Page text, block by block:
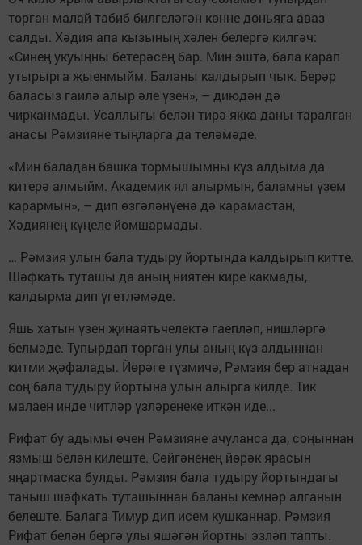
торган малай табиб билгеләгән көнне дөньяга аваз
салды. Хәдия апа кызының хәлен белергә килгәч:
«Синең укуыңны бетерәсең бар. Мин эштә, бала карап
утырырга җыенмыйм. Баланы калдырып чык. Берәр
баласыз гаилә алыр әле үзен», – диюдән дә
чирканмады. Усаллыгы белән тирә-якка даны таралган
анасы Рәмзияне тыңларга да теләмәде.
«Мин баладан башка тормышымны күз алдыма да
китерә алмыйм. Академик ял алырмын, баламны үзем
карармын», – дип өзгәләнүенә дә карамастан,
Хәдиянең күңеле йомшармады.
… Рәмзия улын бала тудыру йортында калдырып китте.
Шәфкать туташы да аның ниятен кире какмады,
калдырма дип үгетләмәде.
Яшь хатын үзен җинаятьчелектә гаепләп, нишләргә
белмәде. Тупырдап торган улы аның күз алдыннан
китми җәфалады. Йөрәге түзмичә, Рәмзия бер атнадан
соң бала тудыру йортына улын алырга килде. Тик
малаен инде читләр үзләренеке иткән иде...
Рифат бу адымы өчен Рәмзияне ачуланса да, соңыннан
язмыш белән килеште. Сөйгәненең йөрәк ярасын
яңартмаска булды. Рәмзия бала тудыру йортындагы
таныш шәфкать туташыннан баланы кемнәр алганын
белеште. Балага Тимур дип исем кушканнар. Рәмзия
Рифат белән бергә улы яшәгән йортны эзләп тапты.